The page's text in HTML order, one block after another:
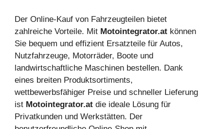
Der Online-Kauf von Fahrzeugteilen bietet
zahlreiche Vorteile. Mit Motointegrator.at können
Sie bequem und effizient Ersatzteile für Autos,
Nutzfahrzeuge, Motorräder, Boote und
landwirtschaftliche Maschinen bestellen. Dank
eines breiten Produktsortiments,
wettbewerbsfähiger Preise und schneller Lieferung
ist Motointegrator.at die ideale Lösung für
Privatkunden und Werkstätten. Der